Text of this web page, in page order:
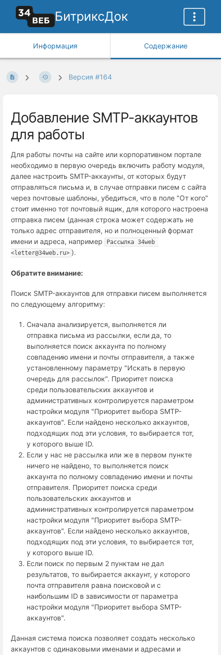
БитриксДок
Информация Содержание
Версия #164
Добавление SMTP-аккаунтов
для работы
Для работы почты на сайте или корпоративном портале
необходимо в первую очередь включить работу модуля,
далее настроить SMTP-аккаунты, от которых будут
отправляться письма и, в случае отправки писем с сайта
через почтовые шаблоны, убедиться, что в поле "От кого"
стоит именно тот почтовый ящик, для которого настроена
отправка писем (данная строка может содержать не
только адрес отправителя, но и полноценный формат
имени и адреса, например
Рассылка 34web
<letter@34web.ru> ).
Обратите внимание:
Поиск SMTP-аккаунтов для отправки писем выполняется
по следующему алгоритму:
Сначала анализируется, выполняется ли
отправка письма из рассылки, если да, то
выполняется поиск аккаунта по полному
совпадению имени и почты отправителя, а также
установленному параметру "Искать в первую
очередь для рассылок". Приоритет поиска
среди пользовательских аккаунтов и
административных контролируется параметром
настройки модуля "Приоритет выбора SMTP-
аккаунтов". Если найдено несколько аккаунтов,
подходящих под эти условия, то выбирается тот,
у которого выше ID.
Если у нас не рассылка или же в первом пункте
ничего не найдено, то выполняется поиск
аккаунта по полному совпадению имени и почты
отправителя. Приоритет поиска среди
пользовательских аккаунтов и
административных контролируется параметром
настройки модуля "Приоритет выбора SMTP-
аккаунтов". Если найдено несколько аккаунтов,
подходящих под эти условия, то выбирается тот,
у которого выше ID.
Если поиск по первым 2 пунктам не дал
результатов, то выбирается аккаунт, у которого
почта отправителя равна поисковой и с
наибольшим ID в зависимости от параметра
настройки модуля "Приоритет выбора SMTP-
аккаунтов".
Данная система поиска позволяет создать несколько
аккаунтов с одинаковыми именами и адресами и